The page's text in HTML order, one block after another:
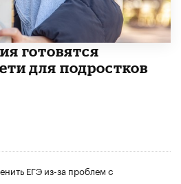
готовятся
для подростков
ЕГЭ из-за проблем с